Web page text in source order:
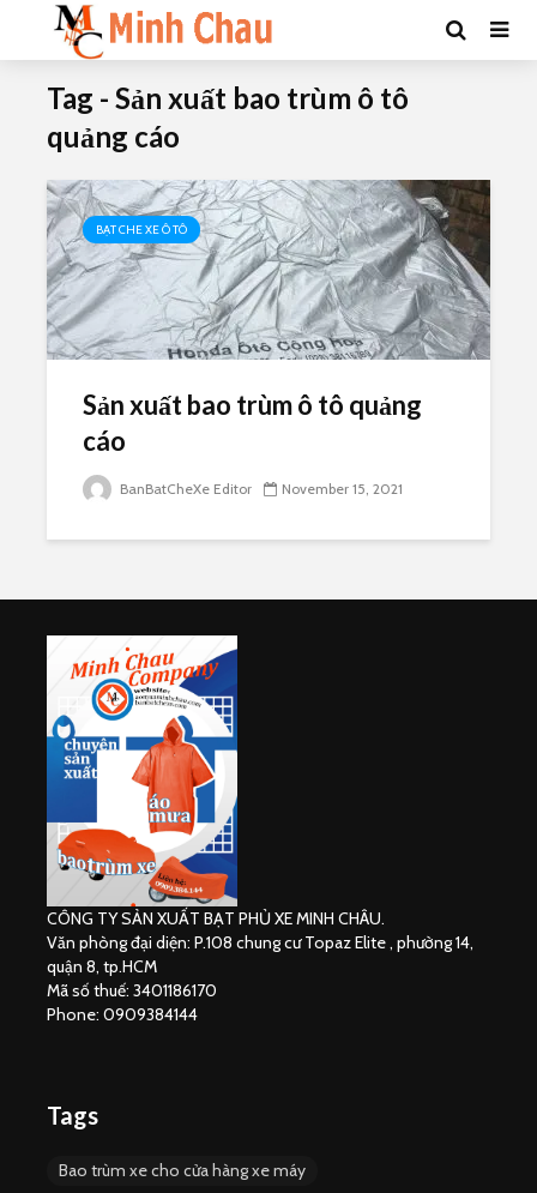
Tag - Sản xuất bao trùm ô tô
quảng cáo
BẠT CHE XE Ô TÔ
Sản xuất bao trùm ô tô quảng
cáo
BanBatCheXe Editor November 15, 2021
CÔNG TY SẢN XUẤT BẠT PHỦ XE MINH CHÂU.
Văn phòng đại diện: P.108 chung cư Topaz Elite , phường 14,
quận 8, tp.HCM
Mã số thuế: 3401186170
Phone: 0909384144
Tags
Bao trùm xe cho cửa hàng xe máy